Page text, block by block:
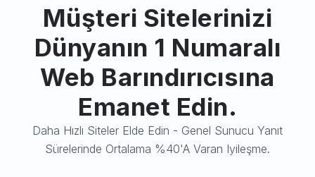
Müşteri Sitelerinizi
Dünyanın 1 Numaralı
Web Barındırıcısına
Emanet Edin.
Daha Hızlı Siteler Elde Edin - Genel Sunucu Yanıt
Sürelerinde Ortalama %40'a Varan Iyileşme.